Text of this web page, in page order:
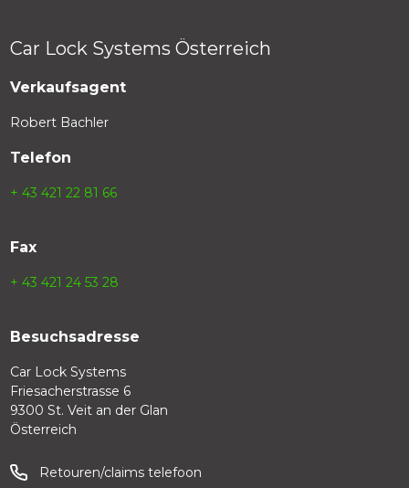
Car Lock Systems Österreich
Verkaufsagent
Robert Bachler
Telefon
+ 43 421 22 81 66
Fax
+ 43 421 24 53 28
Besuchsadresse
Car Lock Systems
Friesacherstrasse 6
9300 St. Veit an der Glan
Österreich
Retouren/claims telefoon